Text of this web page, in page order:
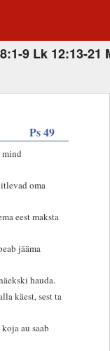
9 Lk 12:13-21
Ps 49
oma
eest maksta
jääma
hauda.
käest, sest ta
au saab